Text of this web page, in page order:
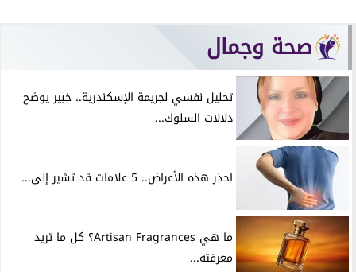
صحة وجمال
تحليل نفسي لجريمة الإسكندرية.. خبير يوضح
دلالات السلوك...
احذر هذه الأعراض.. 5 علامات قد تشير إلى...
ما هي Artisan Fragrances؟ كل ما تريد
معرفته...